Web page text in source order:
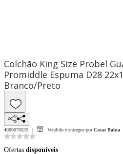
Colchão King Size Probel
Promiddle Espuma D28
Branco/Preto
4000070535 Vendido e entregue por Casas Bahia
Ofertas disponíveis